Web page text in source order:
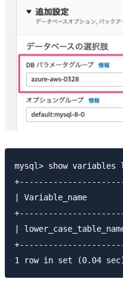
mysql> show variables
| Variable_name
|